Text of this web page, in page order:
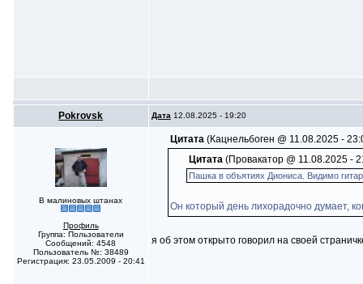
Pokrovsk Дата 12.08.2025 - 19:20
В малиновых штанах
Профиль
Группа: Пользователи
Сообщений: 4548
Пользователь №: 38489
Регистрация: 23.05.2009 - 20:41
Цитата (Кацнельбоген @ 11.08.2025 -
Цитата(Провакатор @ 11.08.2025 -
Пашка в объятиях Диониса. Видимо
Он который день лихорадочно думает,
я об этом открыто говорил на своей